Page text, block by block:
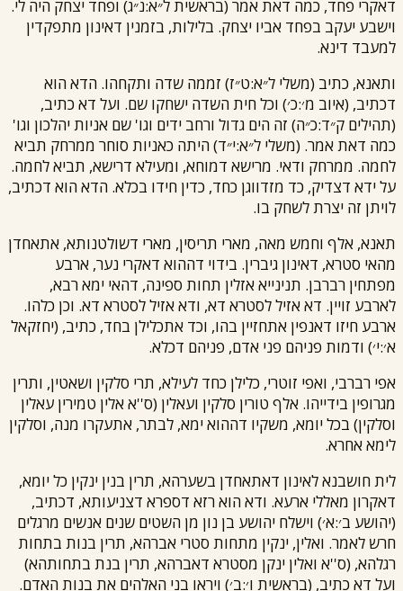
דאקרי פחד, כמה דאת אמר (בראשית ל״א:נ״ג) ופחד יצחק היה לי.
וישבע יעקב בפחד אביו יצחק. בלילות, בזמנין דאינון מתפקדין
למעבד דינא.
ותאנא, כתיב (משלי ל״א:ט״ז) זממה שדה ותקחהו. הדא הוא
דכתיב, (איוב מ׳:כ׳) וכל חית השדה ישחקו שם. ועל דא כתיב,
(תהילים ק״ד:כ״ה) זה הים גדול ורחב ידים וגו' שם אניות יהלכון וגו'
כמה דאת אמר. (משלי ל״א:י״ד) היתה כאניות סוחר ממרחק תביא
לחמה. ממרחק ודאי. מרישא דמוחא, ומעילא דרישא, תביא לחמה.
על ידא דצדיק, כד מזדווגן כחד, כדין חידו בכלא. הדא הוא דכתיב,
לויתן זה יצרת לשחק בו.
תאנא, אלף וחמש מאה, מארי תריסין, מארי דשולטנותא, אתאחדן
מהאי סטרא, דאינון גיברין. בידוי דההוא דאקרי נער, ארבע
מפתחין רברבן. תנינייא אזלין תחות ספינה, דהאי ימא רבא,
לארבע זויין. דא אזיל לסטרא דא, ודא אזיל לסטרא דא. וכן כלהו.
ארבע חיזו דאנפין אתחזיין בהו, וכד אתכלילן בחד, כתיב, (יחזקאל
א׳:י׳) ודמות פניהם פני אדם, פניהם דכלא.
אפי רברבי, ואפי זוטרי, כלילן כחד לעילא, תרי סלקין ושאטין, ותרין
מגרופין בידייהו. אלף טורין סלקין ועאלין (ס''א אלין טמירין עאלין
וסלקין) בכל יומא, משקיו דההוא ימא, לבתר, אתעקרו מנה, וסלקין
לימא אחרא.
לית חושבנא לאינון דאתאחדן בשערהא, תרין בנין ינקין כל יומא,
דאקרון מאללי ארעא. ודא הוא רזא דספרא דצניעותא, דכתיב,
(יהושע ב׳:א׳) וישלח יהושע בן נון מן השטים שנים אנשים מרגלים
חרש לאמר. ואלין, ינקין מתחות סטרי אברהא, תרין בנות בתחות
רגלהא, (ס''א ואלין ינקן מסטרא דאברהא, תרין בנת בתחותהא)
ועל דא כתיב, (בראשית ו׳:ב׳) ויראו בני האלהים את בנות האדם.